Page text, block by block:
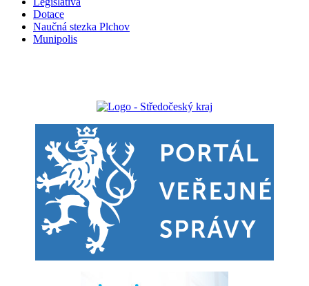
Dotace
Naučná stezka Plchov
Munipolis